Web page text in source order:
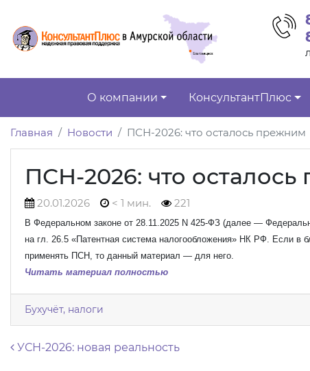
О компании КонсультантПлюс
Главная Новости ПСН-2026: что осталось прежним
ПСН-2026: что
20.01.2026 < 1 мин. 221
В Федеральном законе от 28.11.2025 N 425-ФЗ (далее —
на гл. 26.5 «Патентная система налогообложения» НК РФ. Если в
применять ПСН, то данный материал — для него.
Читать материал полностью
Бухучёт, налоги
Навигация по записям
УСН-2026: новая реальность